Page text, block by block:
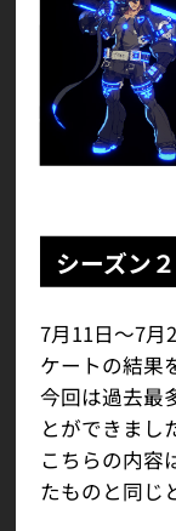
シーズン
7月11日～7月
ケートの結果
今回は過去最
とができまし
こちらの内容
たものと同じ